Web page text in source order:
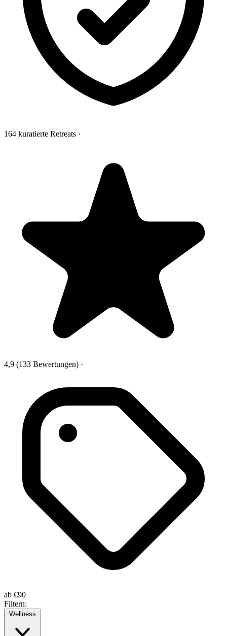
164 kuratierte Retreats ·
4,9 (133 Bewertungen) ·
ab €90
Filtern:
Wellness